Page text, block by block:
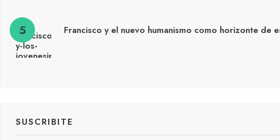
Francisco y el nuevo humanismo como horizonte de
SUSCRIBITE